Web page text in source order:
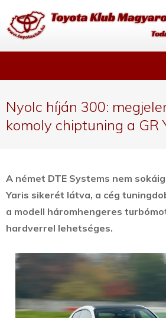
Nyolc híján 300:
komoly chiptuning a GR
A német DTE Systems nem
Yaris sikerét látva, a cég
a modell háromhengeres
hardverrel lehetséges.